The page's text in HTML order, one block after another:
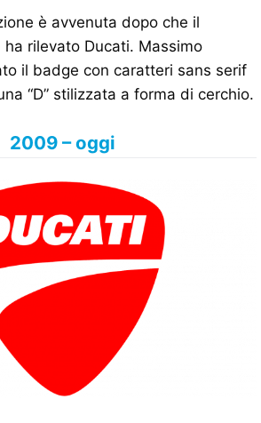
è avvenuta dopo che il
ha rilevato Ducati. Massimo
il badge con caratteri sans serif
“D” stilizzata a forma di cerchio.
2009 – oggi